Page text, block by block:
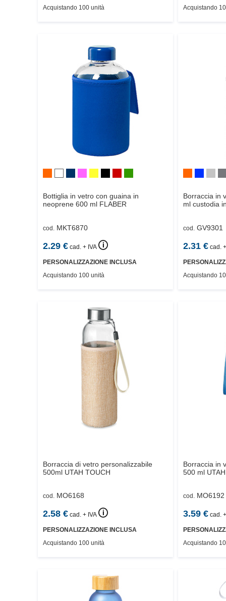
Acquistando 100 unità
Acquistando
Bottiglia in vetro con guaina in
neoprene 600 ml FLABER
cod. MKT6870
2.29 € cad. + IVA 🛈
PERSONALIZZAZIONE INCLUSA
Acquistando 100 unità
Borraccia in
ml custodia
cod. GV9301
2.31€ cad.
Acquistando
Borraccia di vetro personalizzabile
500ml UTAH TOUCH
cod. MO6168
2.58 € cad. + IVA 🛈
PERSONALIZZAZIONE INCLUSA
Acquistando 100 unità
Borraccia in
500 ml
cod. MO6192
3.59€ cad.
Acquistando